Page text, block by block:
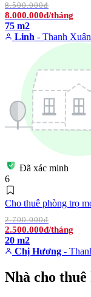
8.500.000đ
8.000.000đ/tháng
75 m2
Linh - Thanh
Đã xác minh
6
Cho thuê phòng trọ
2.700.000đ
2.500.000đ/tháng
20 m2
Chị Hương -
Nhà cho